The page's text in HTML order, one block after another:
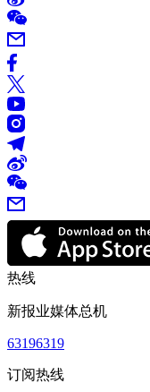
热线
新报业媒体总机
63196319
订阅热线